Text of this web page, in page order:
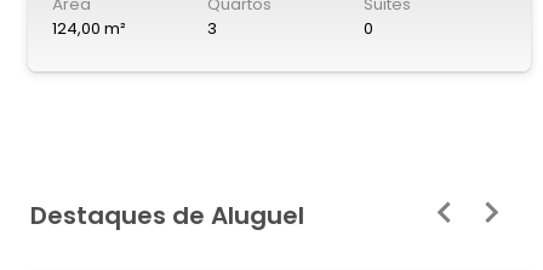
-------------------------------------------------------
-------------------------------------------------
Banheiros; 3Quartos; Garagem para 2 carros; Área de
--------------------------------------------------
Investimento: R$ 500.000,00 Aceita financiamento!
124,00 m²
3
0
Destaques de Aluguel